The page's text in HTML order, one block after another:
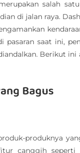
salah
di jalan raya.
pasaran saat ini,
Berikut
Bagus
produknya
canggih seperti